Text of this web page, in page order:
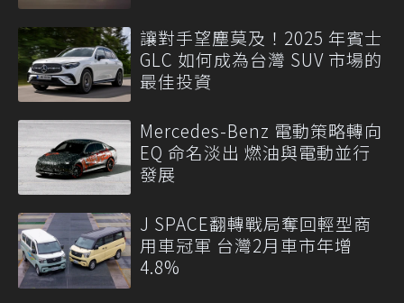
讓對手望塵莫及！2025 年賓士
GLC 如何成為台灣 SUV 市場的
最佳投資
Mercedes-Benz 電動策略轉向
EQ 命名淡出 燃油與電動並行
發展
J SPACE翻轉戰局奪回輕型商
用車冠軍 台灣2月車市年增
4.8%